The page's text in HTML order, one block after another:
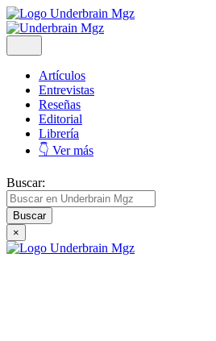
Artículos
Entrevistas
Reseñas
Editorial
Librería
👇 Ver más
Buscar:
×